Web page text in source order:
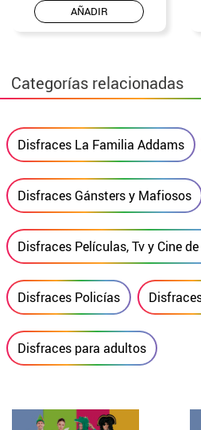
AÑADIR
Categorías relacionadas
Disfraces La Familia Addams
Disfraces Gánsters y Mafiosos
Disfraces Películas, Tv y Cine de
Disfraces Policías
Disfraces para adultos